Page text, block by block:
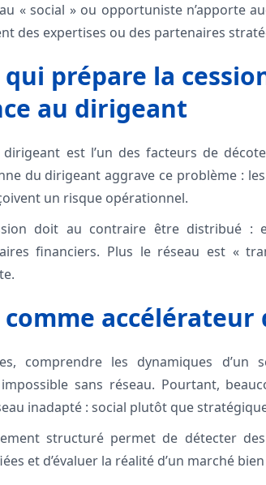
« social » ou opportuniste n’apporte
des expertises ou des partenaires
qui prépare la
au dirigeant
dirigeant est l’un des facteurs de
du dirigeant aggrave ce problème :
un risque opérationnel.
doit au contraire être distribué :
financiers. Plus le réseau est «
comme
comprendre les dynamiques d’un
sans réseau. Pourtant,
inadapté : social plutôt que
structuré permet de détecter
et d’évaluer la réalité d’un marché